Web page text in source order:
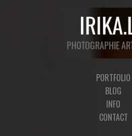
PORTFOLIO
BLOG
INFO
CONTACT